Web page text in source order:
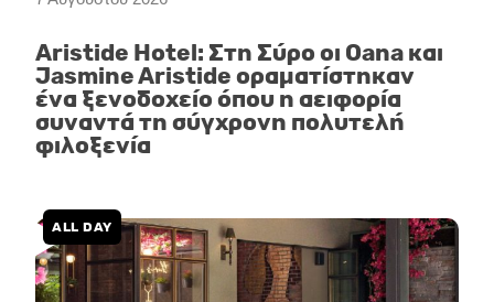
Aristide Hotel: Στη Σύρο οι Oana και
Jasmine Aristide οραματίστηκαν
ένα ξενοδοχείο όπου η αειφορία
συναντά τη σύγχρονη πολυτελή
φιλοξενία
ALL DAY